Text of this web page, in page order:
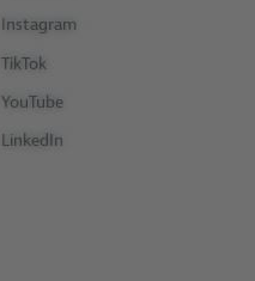
Instagram
TikTok
YouTube
LinkedIn